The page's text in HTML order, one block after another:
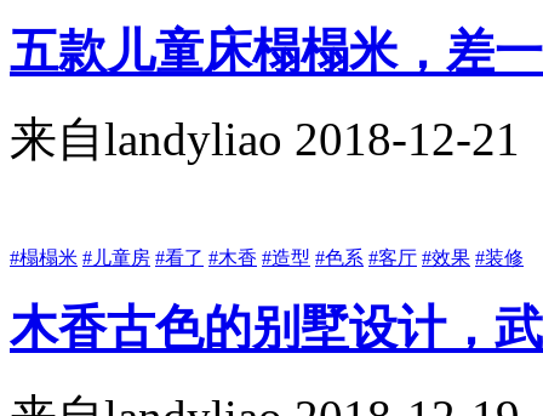
五款儿童床榻榻米，差
来自landyliao 2018-12-21
#榻榻米 #儿童房 #看了 #木香 #造型 #色系 #客厅 #效果 #装修
木香古色的别墅设计，